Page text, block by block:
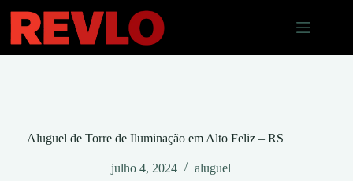
para
conteúdo
Aluguel de Torre de Iluminação em Alto Feliz – RS
julho 4, 2024 aluguel